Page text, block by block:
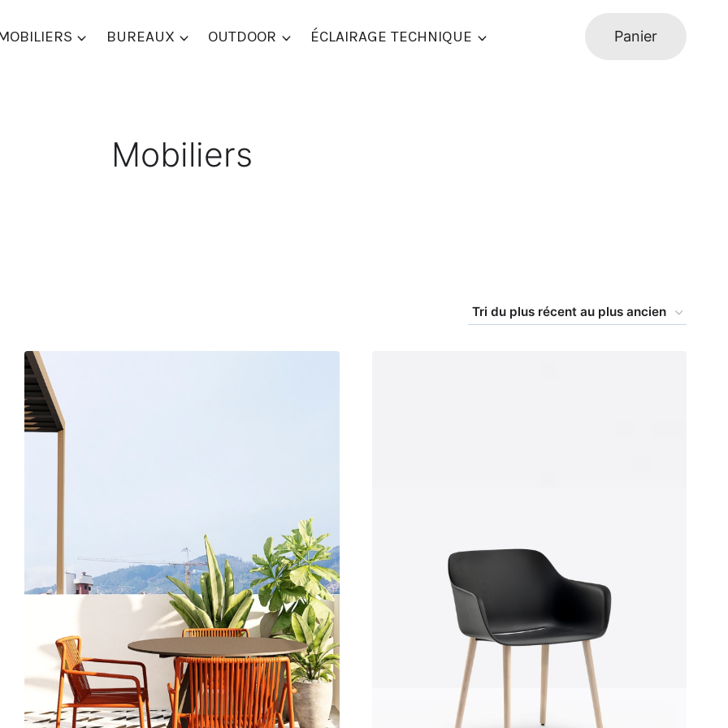
BUREAUX OUTDOOR ÉCLAIRAGE TECHNIQUE Panier
Mobiliers